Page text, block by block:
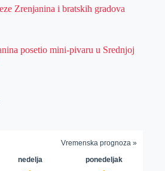
Zrenjanina i bratskih gradova
posetio mini-pivaru u Srednjoj